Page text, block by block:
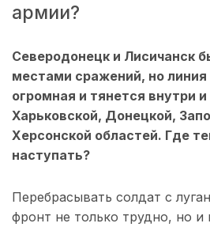
армии?
Северодонецк и Лисичанск
местами сражений, но
огромная и тянется внутри
Харьковской, Донецкой,
Херсонской областей. Где
наступать?
Перебрасывать солдат с
фронт не только трудно, но и